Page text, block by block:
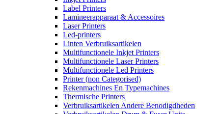
Label Printers
Lamineerapparaat & Accessoires
Laser Printers
Led-printers
Linten Verbruiksartikelen
Multifunctionele Inkjet Printers
Multifunctionele Laser Printers
Multifunctionele Led Printers
Printer (non Categorised)
Rekenmachines En Typemachines
Thermische Printers
Verbruiksartikelen Andere Benodigdheden